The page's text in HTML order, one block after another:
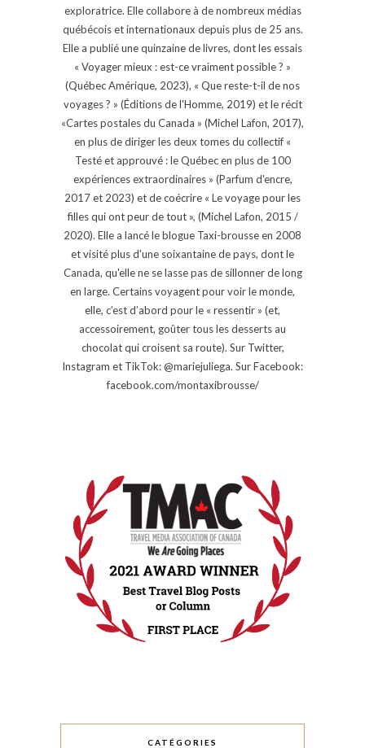
exploratrice. Elle collabore à de nombreux médias
québécois et internationaux depuis plus de 25 ans.
Elle a publié une quinzaine de livres, dont les essais
« Voyager mieux : est-ce vraiment possible ? »
(Québec Amérique, 2023), « Que reste-t-il de nos
voyages ? » (Éditions de l'Homme, 2019) et le récit
«Cartes postales du Canada » (Michel Lafon, 2017),
en plus de diriger les deux tomes du collectif «
Testé et approuvé : le Québec en plus de 100
expériences extraordinaires » (Parfum d'encre,
2017 et 2023) et de coécrire « Le voyage pour les
filles qui ont peur de tout », (Michel Lafon, 2015 /
2020). Elle a lancé le blogue Taxi-brousse en 2008
et visité plus d'une soixantaine de pays, dont le
Canada, qu'elle ne se lasse pas de sillonner de long
en large. Certains voyagent pour voir le monde,
elle, c’est d’abord pour le « ressentir » (et,
accessoirement, goûter tous les desserts au
chocolat qui croisent sa route). Sur Twitter,
Instagram et TikTok: @mariejuliega. Sur Facebook:
facebook.com/montaxibrousse/
CATÉGORIES